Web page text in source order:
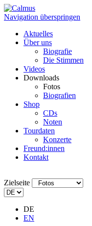
Navigation überspringen
Aktuelles
Über uns
Biografie
Die Stimmen
Videos
Downloads
Fotos
Biografien
Shop
CDs
Noten
Tourdaten
Konzerte
Freund:innen
Kontakt
Zielseite
DE
EN